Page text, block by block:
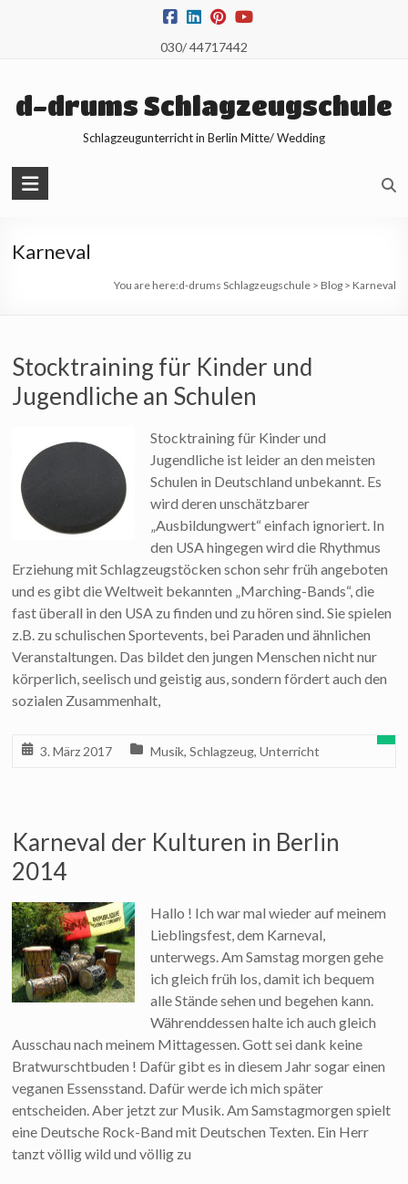
030/ 44717442
d-drums Schlagzeugschule
Schlagzeugunterricht in Berlin Mitte/ Wedding
Karneval
You are here:d-drums Schlagzeugschule> Blog> Karneval
Stocktraining für Kinder und
Jugendliche an Schulen
Stocktraining für Kinder und
Jugendliche ist leider an den meisten
Schulen in Deutschland unbekannt. Es
wird deren unschätzbarer
„Ausbildungwert“ einfach ignoriert. In
den USA hingegen wird die Rhythmus
Erziehung mit Schlagzeugstöcken schon sehr früh angeboten
und es gibt die Weltweit bekannten „Marching-Bands“, die
fast überall in den USA zu finden und zu hören sind. Sie spielen
z.B. zu schulischen Sportevents, bei Paraden und ähnlichen
Veranstaltungen. Das bildet den jungen Menschen nicht nur
körperlich, seelisch und geistig aus, sondern fördert auch den
sozialen Zusammenhalt,
3. März 2017 Musik,Schlagzeug,Unterricht
Karneval der Kulturen in Berlin
2014
Hallo ! Ich war mal wieder auf meinem
Lieblingsfest, dem Karneval,
unterwegs. Am Samstag morgen gehe
ich gleich früh los, damit ich bequem
alle Stände sehen und begehen kann.
Währenddessen halte ich auch gleich
Ausschau nach meinem Mittagessen. Gott sei dank keine
Bratwurschtbuden ! Dafür gibt es in diesem Jahr sogar einen
veganen Essensstand. Dafür werde ich mich später
entscheiden. Aber jetzt zur Musik. Am Samstagmorgen spielt
eine Deutsche Rock-Band mit Deutschen Texten. Ein Herr
tanzt völlig wild und völlig zu